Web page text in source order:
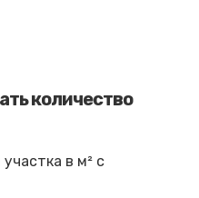
количество
в м² с